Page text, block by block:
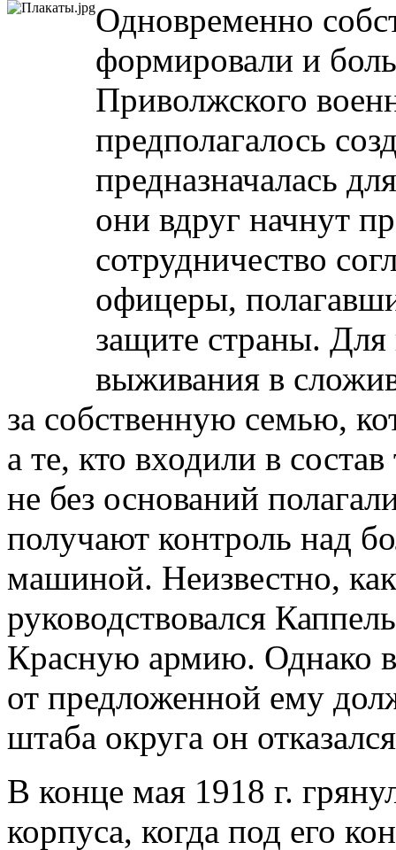
Одновременно
формировали и
Приволжского
предполагалось
предназначалась
они вдруг начнут
сотрудничество
офицеры,
защите страны. Для
выживания в
за собственную семью,
а те, кто входили в
не без оснований
получают контроль над
машиной. Неизвестно,
руководствовался
Красную армию. Однако
от предложенной ему
штаба округа он
В конце мая 1918 г.
корпуса, когда под его